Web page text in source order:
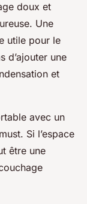
doux et
Une
utile pour le
d’ajouter une
et
avec un
Si l’espace
être une